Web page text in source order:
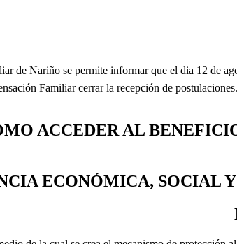
de Nariño se permite informar que el dia 12 de
Familiar cerrar la recepción de postulaciones.
ACCEDER AL
ECONÓMICA, SOCIAL